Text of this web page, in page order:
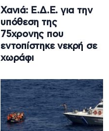
Χανιά: Ε.Δ.Ε. για την
υπόθεση της
75χρονης που
εντοπίστηκε νεκρή σε
χωράφι